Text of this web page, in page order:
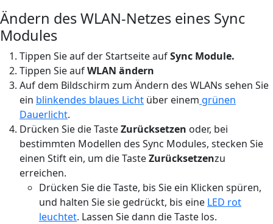
Ändern des WLAN-Netzes eines Sync
Modules
Tippen Sie auf der Startseite aufSync Module.
Tippen Sie aufWLAN ändern
Auf dem Bildschirm zum Ändern des WLANs sehen Sie
ein blinkendes blaues Licht über einem grünen
Dauerlicht.
Drücken Sie die TasteZurücksetzen oder, bei
bestimmten Modellen des Sync Modules, stecken Sie
einen Stift ein, um die TasteZurücksetzenzu
erreichen.
Drücken Sie die Taste, bis Sie ein Klicken spüren,
und halten Sie sie gedrückt, bis eine LED rot
leuchtet. Lassen Sie dann die Taste los.